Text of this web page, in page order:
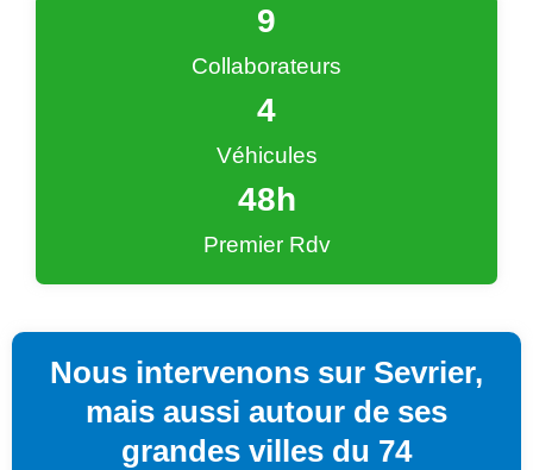
Collaborateurs
9
Véhicules
4
Premier Rdv
48h
Nous intervenons sur Sevrier,
mais aussi autour de ses
grandes villes du 74